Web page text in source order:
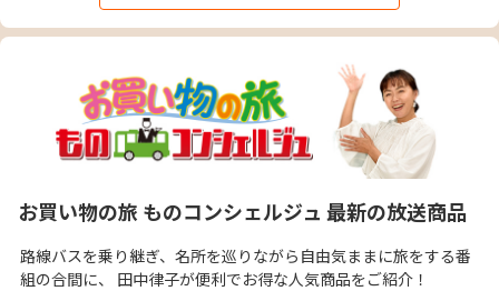
お買い物の旅 ものコンシェルジュ 最新の放送商品
路線バスを乗り継ぎ、名所を巡りながら自由気ままに旅をする番
組の合間に、 田中律子が便利でお得な人気商品をご紹介！